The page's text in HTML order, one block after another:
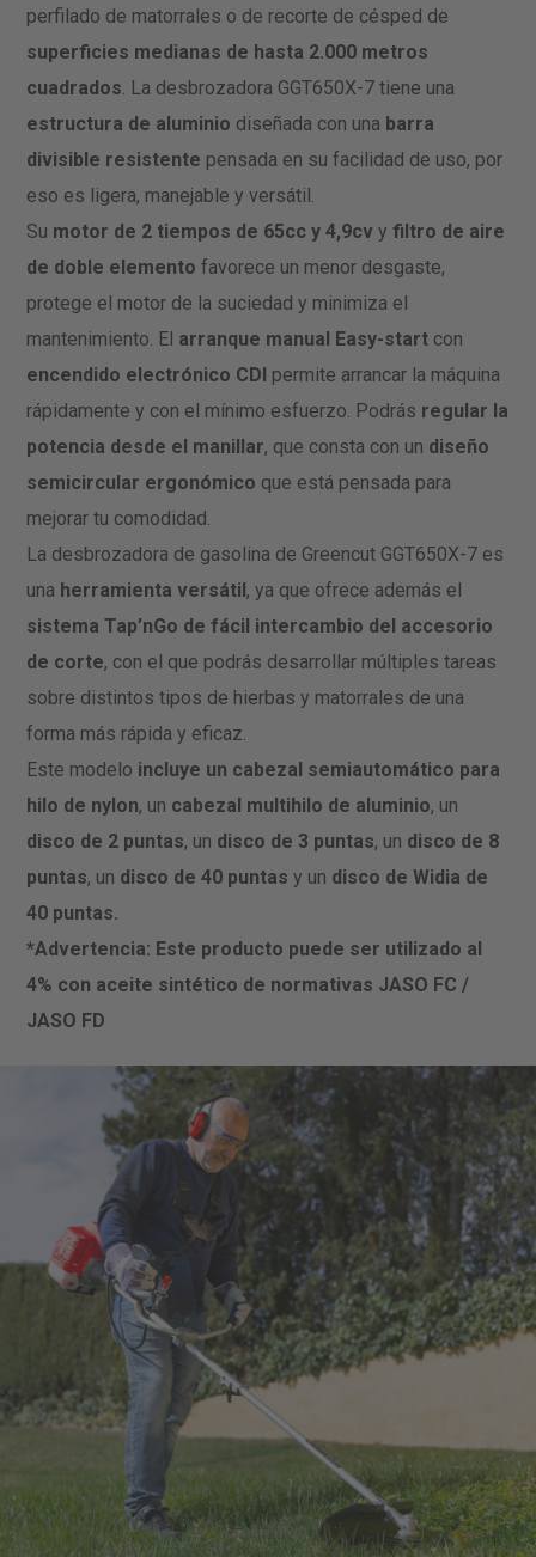
perfilado de matorrales o de recorte de césped de
superficies medianas de hasta 2.000 metros
cuadrados. La desbrozadora GGT650X-7 tiene una
estructura de aluminio diseñada con una barra
divisible resistente pensada en su facilidad de uso, por
eso es ligera, manejable y versátil.
Su motor de 2 tiempos de 65cc y 4,9cv yfiltro de aire
de doble elemento favorece un menor desgaste,
protege el motor de la suciedad y minimiza el
mantenimiento. El arranque manual Easy-start con
encendido electrónico CDI permite arrancar la máquina
rápidamente y con el mínimo esfuerzo. Podrás regular la
potencia desde el manillar, que consta con un diseño
semicircular ergonómico que está pensada para
mejorar tu comodidad.
La desbrozadora de gasolina de Greencut GGT650X-7 es
una herramienta versátil, ya que ofrece además el
sistema Tap’nGo de fácil intercambio del accesorio
de corte, con el que podrás desarrollar múltiples tareas
sobre distintos tipos de hierbas y matorrales de una
forma más rápida y eficaz.
Este modelo incluye un cabezal semiautomático para
hilo de nylon, un cabezal multihilo de aluminio, un
disco de 2 puntas, un disco de 3 puntas, un disco de 8
puntas, un disco de 40 puntas y un disco de Widia de
40 puntas.
*Advertencia: Este producto puede ser utilizado al
4% con aceite sintético de normativas JASO FC /
JASO FD